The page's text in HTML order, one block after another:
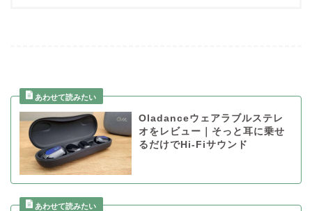
Oladanceウェアラブルステレ
オをレビュー｜そっと耳に乗せ
るだけでHi-Fiサウンド